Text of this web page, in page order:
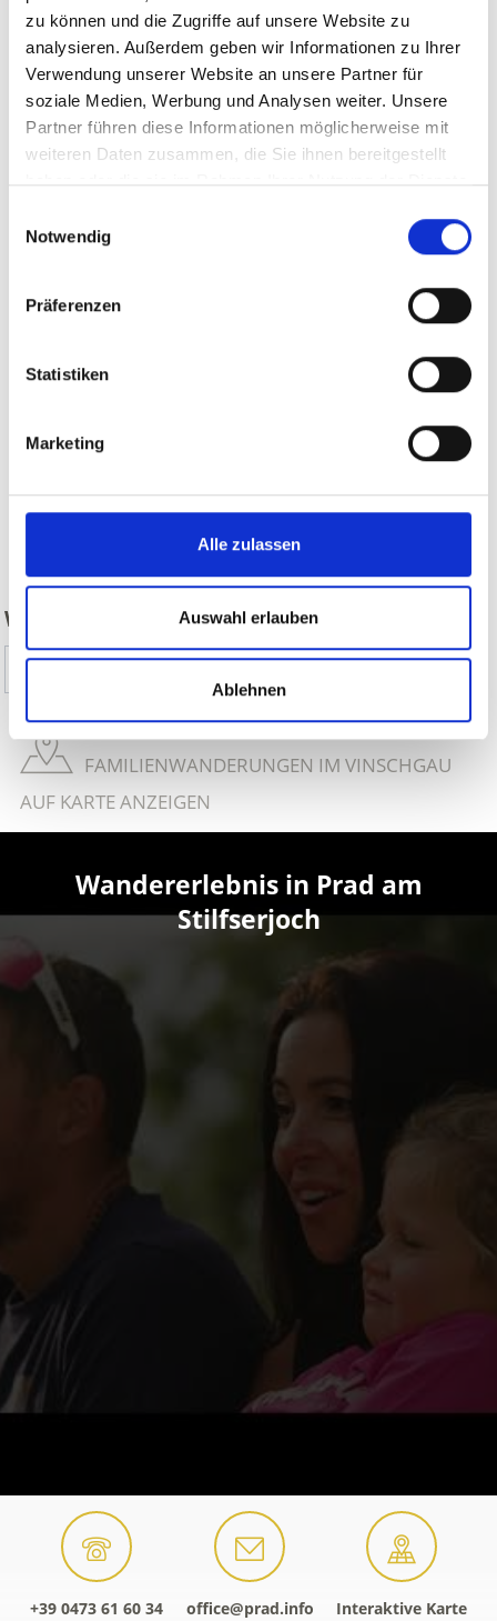
zu können und die Zugriffe auf unsere Website zu
analysieren. Außerdem geben wir Informationen zu Ihrer
Verwendung unserer Website an unsere Partner für
soziale Medien, Werbung und Analysen weiter. Unsere
Partner führen diese Informationen möglicherweise mit
weiteren Daten zusammen, die Sie ihnen bereitgestellt
haben oder die sie im Rahmen Ihrer Nutzung der Dienste
Notwendig
Präferenzen
Statistiken
Marketing
Alle zulassen
Auswahl erlauben
Ablehnen
WAR DER INHALT FÜR SIE HILFREICH?
Ja
Nein
FAMILIENWANDERUNGEN IM VINSCHGAU
AUF KARTE ANZEIGEN
Wandererlebnis in Prad am
Stilfserjoch
+39 0473 61 60 34 office@prad.info Interaktive Karte